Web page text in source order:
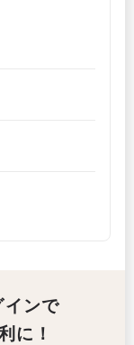
インで
に！